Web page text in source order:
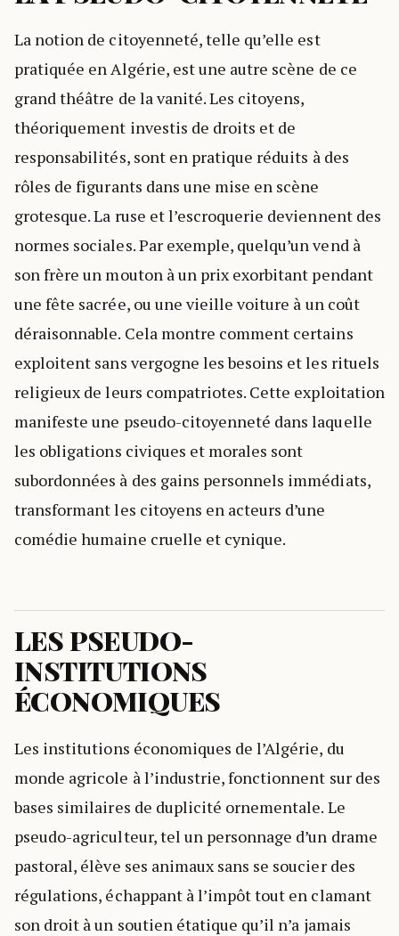
La notion de citoyenneté, telle qu’elle est
pratiquée en Algérie, est une autre scène de ce
grand théâtre de la vanité. Les citoyens,
théoriquement investis de droits et de
responsabilités, sont en pratique réduits à des
rôles de figurants dans une mise en scène
grotesque. La ruse et l’escroquerie deviennent des
normes sociales. Par exemple, quelqu’un vend à
son frère un mouton à un prix exorbitant pendant
une fête sacrée, ou une vieille voiture à un coût
déraisonnable. Cela montre comment certains
exploitent sans vergogne les besoins et les rituels
religieux de leurs compatriotes. Cette exploitation
manifeste une pseudo-citoyenneté dans laquelle
les obligations civiques et morales sont
subordonnées à des gains personnels immédiats,
transformant les citoyens en acteurs d’une
comédie humaine cruelle et cynique.
LES PSEUDO-
INSTITUTIONS
ÉCONOMIQUES
Les institutions économiques de l’Algérie, du
monde agricole à l’industrie, fonctionnent sur des
bases similaires de duplicité ornementale. Le
pseudo-agriculteur, tel un personnage d’un drame
pastoral, élève ses animaux sans se soucier des
régulations, échappant à l’impôt tout en clamant
son droit à un soutien étatique qu’il n’a jamais